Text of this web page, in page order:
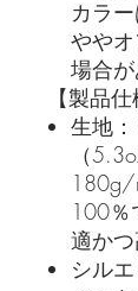
カラ
やや
場合が
【製品仕
生地
（
180g/
100％
適かつ
シル